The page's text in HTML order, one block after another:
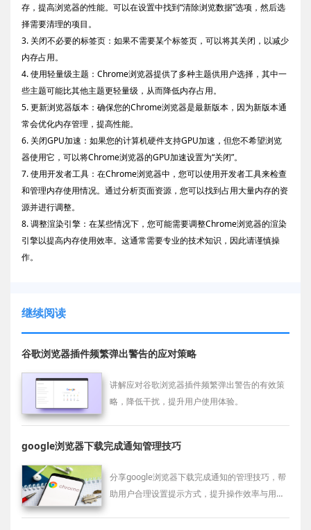
存，提高浏览器的性能。可以在设置中找到“清除浏览数据”选项，然后选
择需要清理的项目。
3. 关闭不必要的标签页：如果不需要某个标签页，可以将其关闭，以减少
内存占用。
4. 使用轻量级主题：Chrome浏览器提供了多种主题供用户选择，其中一
些主题可能比其他主题更轻量级，从而降低内存占用。
5. 更新浏览器版本：确保您的Chrome浏览器是最新版本，因为新版本通
常会优化内存管理，提高性能。
6. 关闭GPU加速：如果您的计算机硬件支持GPU加速，但您不希望浏览
器使用它，可以将Chrome浏览器的GPU加速设置为“关闭”。
7. 使用开发者工具：在Chrome浏览器中，您可以使用开发者工具来检查
和管理内存使用情况。通过分析页面资源，您可以找到占用大量内存的资
源并进行调整。
8. 调整渲染引擎：在某些情况下，您可能需要调整Chrome浏览器的渲染
引擎以提高内存使用效率。这通常需要专业的技术知识，因此请谨慎操
作。
继续阅读
谷歌浏览器插件频繁弹出警告的应对策略
讲解应对谷歌浏览器插件频繁弹出警告的有效策
略，降低干扰，提升用户使用体验。
google浏览器下载完成通知管理技巧
分享google浏览器下载完成通知的管理技巧，帮
助用户合理设置提示方式，提升操作效率与用户